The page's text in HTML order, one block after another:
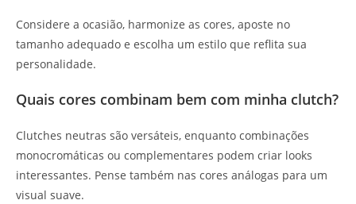
Considere a ocasião, harmonize as cores, aposte no
tamanho adequado e escolha um estilo que reflita sua
personalidade.
Quais cores combinam bem com minha clutch?
Clutches neutras são versáteis, enquanto combinações
monocromáticas ou complementares podem criar looks
interessantes. Pense também nas cores análogas para um
visual suave.